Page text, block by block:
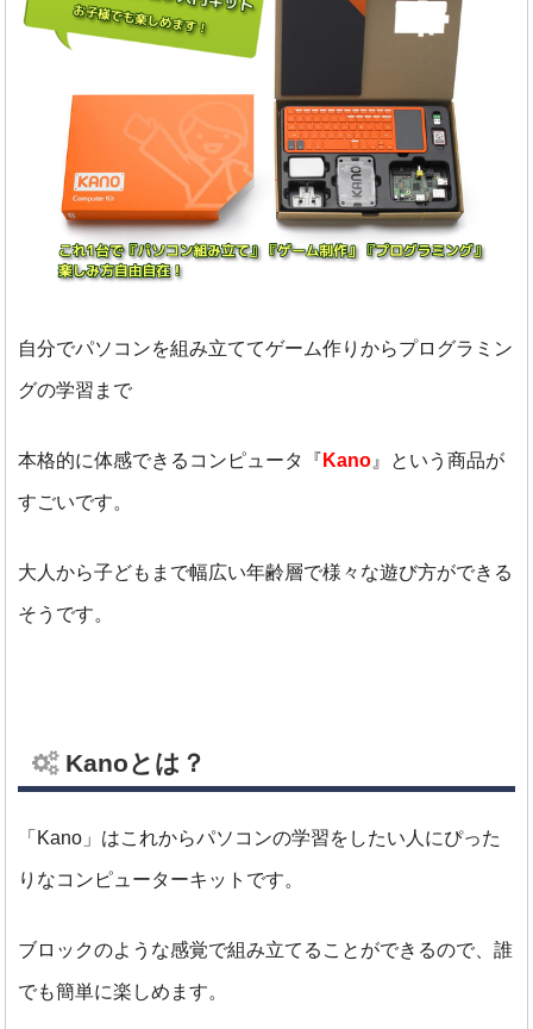
自分でパソコンを組み立ててゲーム作りからプログラミン
グの学習まで
本格的に体感できるコンピュータ『 Kano』という商品が
すごいです。
大人から子どもまで幅広い年齢層で様々な遊び方ができる
そうです。
Kanoとは？
「Kano」はこれからパソコンの学習をしたい人にぴった
りなコンピューターキットです。
ブロックのような感覚で組み立てることができるので、誰
でも簡単に楽しめます。